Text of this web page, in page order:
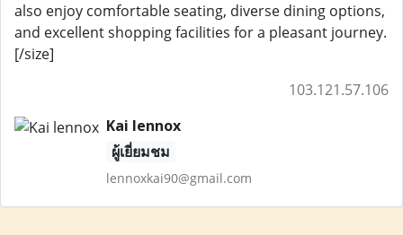
also enjoy comfortable seating, diverse dining options,
and excellent shopping facilities for a pleasant journey.
[/size]
103.121.57.106
Kai lennox
ผู้เยี่ยมชม
lennoxkai90@gmail.com